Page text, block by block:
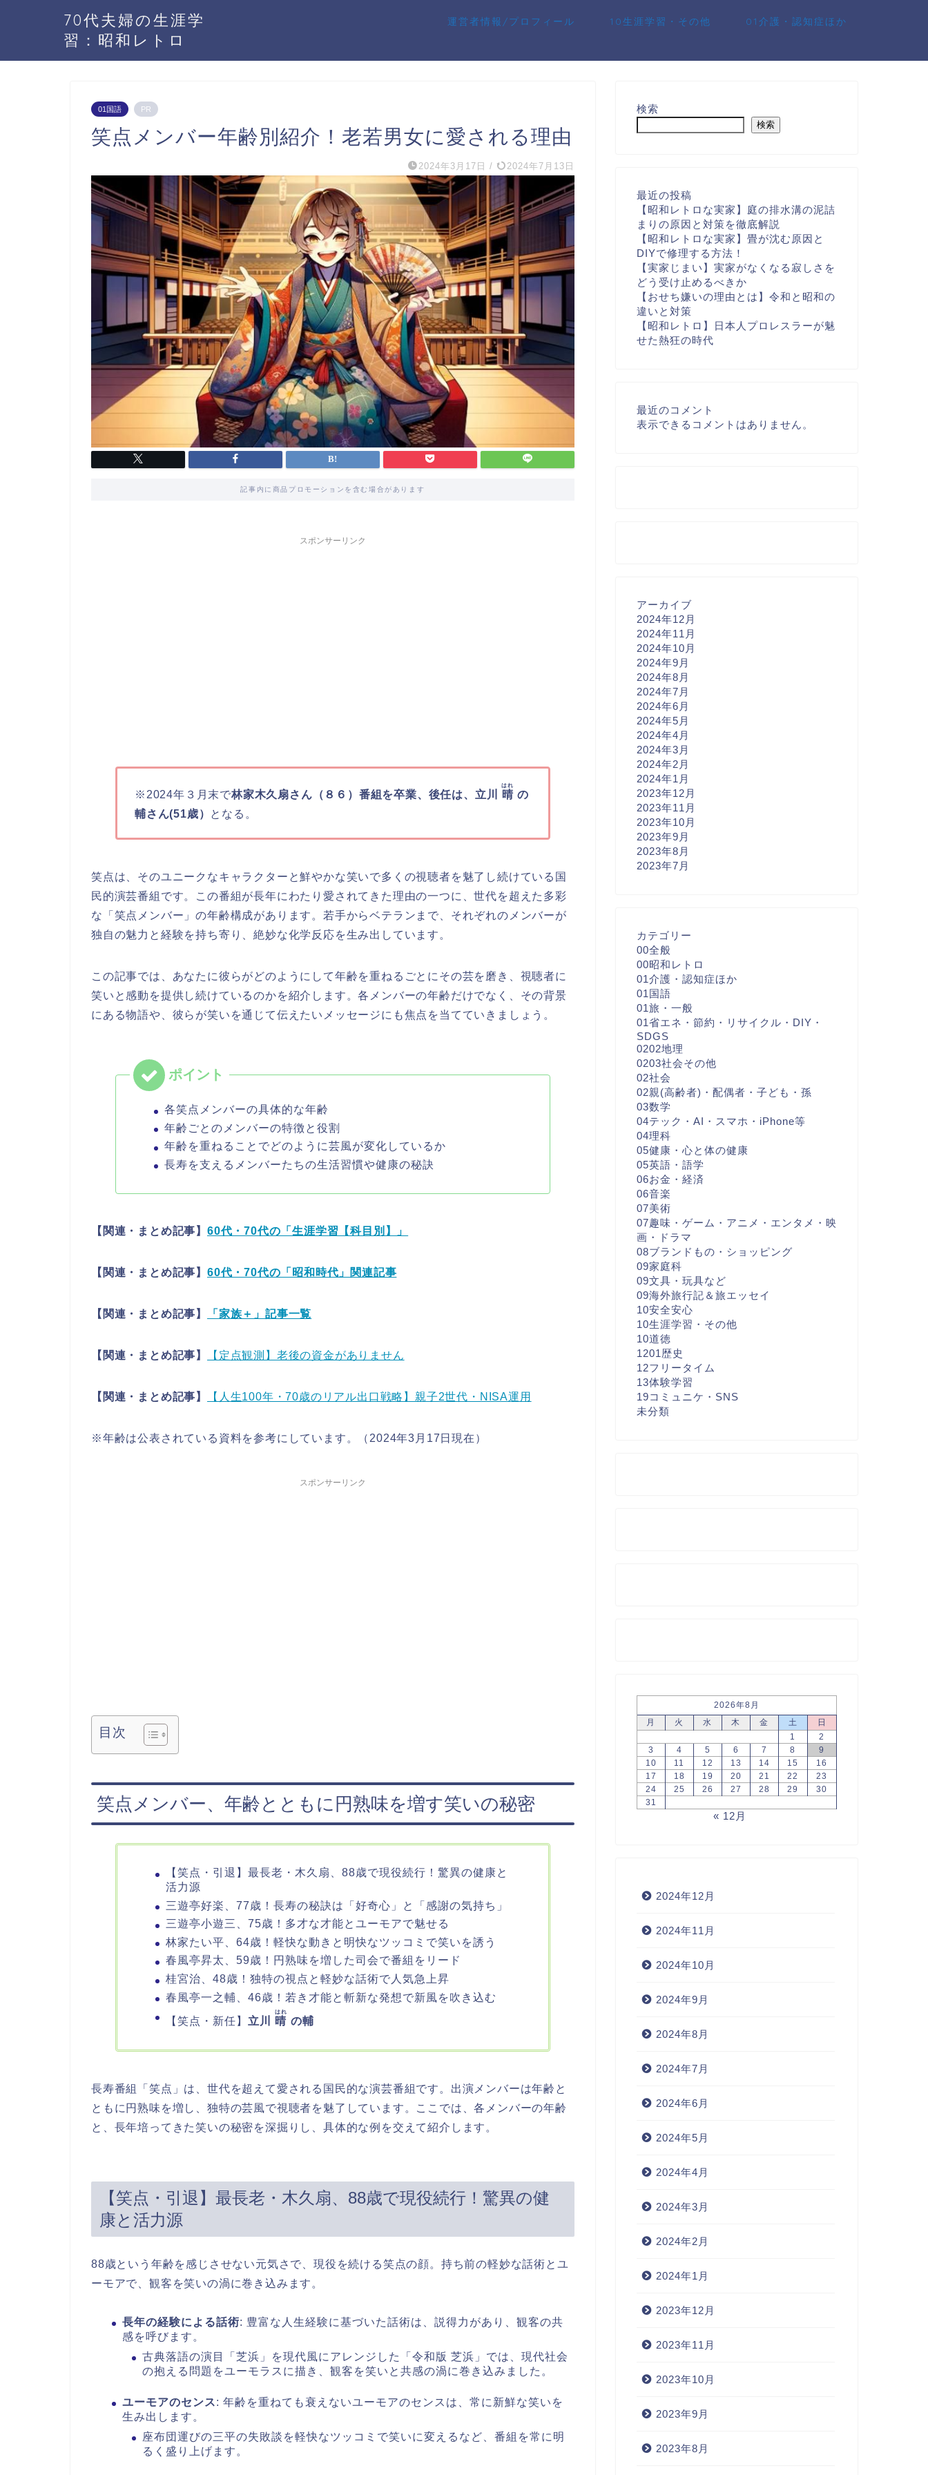
70代夫婦の生涯学
習：昭和レトロ
運営者情報/プロフィール 10生涯学習・その他 01介護・認知症ほか
01国語 PR
笑点メンバー年齢別紹介！老若男女に愛される理由
2024年3月17日 / 2024年7月13日
記事内に商品プロモーションを含む場合があります
スポンサーリンク
※2024年３月末で林家木久扇さん（８６）番組を卒業、後任は、立川 晴
はれ
の
輔さん(51歳） となる。
笑点は、そのユニークなキャラクターと鮮やかな笑いで多くの視聴者を魅了し続けている国
民的演芸番組です。この番組が長年にわたり愛されてきた理由の一つに、世代を超えた多彩
な「笑点メンバー」の年齢構成があります。若手からベテランまで、それぞれのメンバーが
独自の魅力と経験を持ち寄り、絶妙な化学反応を生み出しています。
この記事では、あなたに彼らがどのようにして年齢を重ねるごとにその芸を磨き、視聴者に
笑いと感動を提供し続けているのかを紹介します。各メンバーの年齢だけでなく、その背景
にある物語や、彼らが笑いを通じて伝えたいメッセージにも焦点を当てていきましょう。
各笑点メンバーの具体的な年齢
年齢ごとのメンバーの特徴と役割
年齢を重ねることでどのように芸風が変化しているか
長寿を支えるメンバーたちの生活習慣や健康の秘訣
【関連・まとめ記事】 60代・70代の「生涯学習【科目別】」
【関連・まとめ記事】 60代・70代の「昭和時代」関連記事
【関連・まとめ記事】 「家族＋」記事一覧
【関連・まとめ記事】 【定点観測】老後の資金がありません
【関連・まとめ記事】 【人生100年・70歳のリアル出口戦略】親子2世代・NISA運用
※年齢は公表されている資料を参考にしています。（2024年3月17日現在）
スポンサーリンク
目次
笑点メンバー、年齢とともに円熟味を増す笑いの秘密
【笑点・引退】最長老・木久扇、88歳で現役続行！驚異の健康と
活力源
三遊亭好楽、77歳！長寿の秘訣は「好奇心」と「感謝の気持ち」
三遊亭小遊三、75歳！多才な才能とユーモアで魅せる
林家たい平、64歳！軽快な動きと明快なツッコミで笑いを誘う
春風亭昇太、59歳！円熟味を増した司会で番組をリード
桂宮治、48歳！独特の視点と軽妙な話術で人気急上昇
春風亭一之輔、46歳！若き才能と斬新な発想で新風を吹き込む
【笑点・新任】 立川 晴
はれ
の輔
長寿番組「笑点」は、世代を超えて愛される国民的な演芸番組です。出演メンバーは年齢と
ともに円熟味を増し、独特の芸風で視聴者を魅了しています。ここでは、各メンバーの年齢
と、長年培ってきた笑いの秘密を深掘りし、具体的な例を交えて紹介します。
【笑点・引退】最長老・木久扇、88歳で現役続行！驚異の健
康と活力源
88歳という年齢を感じさせない元気さで、現役を続ける笑点の顔。持ち前の軽妙な話術とユ
ーモアで、観客を笑いの渦に巻き込みます。
長年の経験による話術: 豊富な人生経験に基づいた話術は、説得力があり、観客の共
感を呼びます。
古典落語の演目「芝浜」を現代風にアレンジした「令和版 芝浜」では、現代社会
の抱える問題をユーモラスに描き、観客を笑いと共感の渦に巻き込みました。
ユーモアのセンス: 年齢を重ねても衰えないユーモアのセンスは、常に新鮮な笑いを
生み出します。
座布団運びの三平の失敗談を軽快なツッコミで笑いに変えるなど、番組を常に明
るく盛り上げます。
検索
検索
最近の投稿
【昭和レトロな実家】庭の排水溝の泥詰
まりの原因と対策を徹底解説
【昭和レトロな実家】畳が沈む原因と
DIYで修理する方法！
【実家じまい】実家がなくなる寂しさを
どう受け止めるべきか
【おせち嫌いの理由とは】令和と昭和の
違いと対策
【昭和レトロ】日本人プロレスラーが魅
せた熱狂の時代
最近のコメント
表示できるコメントはありません。
アーカイブ
2024年12月
2024年11月
2024年10月
2024年9月
2024年8月
2024年7月
2024年6月
2024年5月
2024年4月
2024年3月
2024年2月
2024年1月
2023年12月
2023年11月
2023年10月
2023年9月
2023年8月
2023年7月
カテゴリー
00全般
00昭和レトロ
01介護・認知症ほか
01国語
01旅・一般
01省エネ・節約・リサイクル・DIY・
SDGS
0202地理
0203社会その他
02社会
02親(高齢者)・配偶者・子ども・孫
03数学
04テック・AI・スマホ・iPhone等
04理科
05健康・心と体の健康
05英語・語学
06お金・経済
06音楽
07美術
07趣味・ゲーム・アニメ・エンタメ・映
画・ドラマ
08ブランドもの・ショッピング
09家庭科
09文具・玩具など
09海外旅行記＆旅エッセイ
10安全安心
10生涯学習・その他
10道徳
1201歴史
12フリータイム
13体験学習
19コミュニケ・SNS
未分類
2026年8月
月
火 水 木 金 土
日
1
2
3
4 5 6 7 8
9
10
11 12 13 14 15
16
17
18 19 20 21 22
23
24
25 26 27 28 29
30
31
« 12月
2024年12月
2024年11月
2024年10月
2024年9月
2024年8月
2024年7月
2024年6月
2024年5月
2024年4月
2024年3月
2024年2月
2024年1月
2023年12月
2023年11月
2023年10月
2023年9月
2023年8月